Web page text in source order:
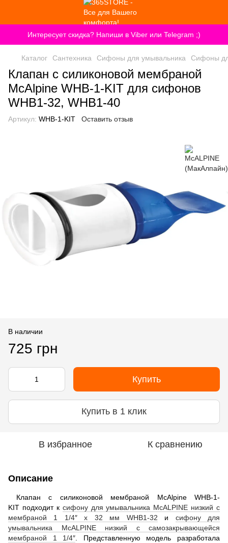
Интересует скидка? Напиши в Viber или Telegram ;)
Каталог Сантехника Сифоны для умывальника Сифоны
Клапан с силиконовой мембраной
McAlpine WHB-1-KIT для сифонов
WHB1-32, WHB1-40
Артикул: WHB-1-KIT Оставить отзыв
В наличии
725 грн
Купить
Купить в 1 клик
В избранное К сравнению
Описание
Клапан с силиконовой мембраной McAlpine WHB-1-
KIT подходит к сифону для умывальника McALPINE низкий с
мембраной 1 1/4″ x 32 мм WHB1-32 и сифону для
умывальника McALPINE низкий с самозакрывающейся
мембраной 1 1/4″ . Представленную модель разработала